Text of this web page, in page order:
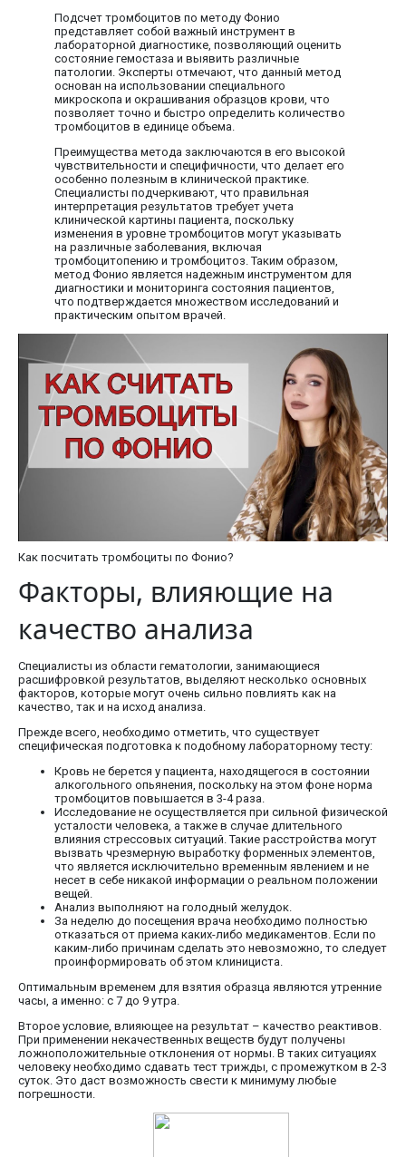
Подсчет тромбоцитов по методу Фонио
представляет собой важный инструмент в
лабораторной диагностике, позволяющий оценить
состояние гемостаза и выявить различные
патологии. Эксперты отмечают, что данный метод
основан на использовании специального
микроскопа и окрашивания образцов крови, что
позволяет точно и быстро определить количество
тромбоцитов в единице объема.
Преимущества метода заключаются в его высокой
чувствительности и специфичности, что делает его
особенно полезным в клинической практике.
Специалисты подчеркивают, что правильная
интерпретация результатов требует учета
клинической картины пациента, поскольку
изменения в уровне тромбоцитов могут указывать
на различные заболевания, включая
тромбоцитопению и тромбоцитоз. Таким образом,
метод Фонио является надежным инструментом для
диагностики и мониторинга состояния пациентов,
что подтверждается множеством исследований и
практическим опытом врачей.
Как посчитать тромбоциты по Фонио?
Факторы, влияющие на
качество анализа
Специалисты из области гематологии, занимающиеся
расшифровкой результатов, выделяют несколько основных
факторов, которые могут очень сильно повлиять как на
качество, так и на исход анализа.
Прежде всего, необходимо отметить, что существует
специфическая подготовка к подобному лабораторному тесту:
Кровь не берется у пациента, находящегося в состоянии
алкогольного опьянения, поскольку на этом фоне норма
тромбоцитов повышается в 3-4 раза.
Исследование не осуществляется при сильной физической
усталости человека, а также в случае длительного
влияния стрессовых ситуаций. Такие расстройства могут
вызвать чрезмерную выработку форменных элементов,
что является исключительно временным явлением и не
несет в себе никакой информации о реальном положении
вещей.
Анализ выполняют на голодный желудок.
За неделю до посещения врача необходимо полностью
отказаться от приема каких-либо медикаментов. Если по
каким-либо причинам сделать это невозможно, то следует
проинформировать об этом клинициста.
Оптимальным временем для взятия образца являются утренние
часы, а именно: с 7 до 9 утра.
Второе условие, влияющее на результат – качество реактивов.
При применении некачественных веществ будут получены
ложноположительные отклонения от нормы. В таких ситуациях
человеку необходимо сдавать тест трижды, с промежутком в 2-3
суток. Это даст возможность свести к минимуму любые
погрешности.